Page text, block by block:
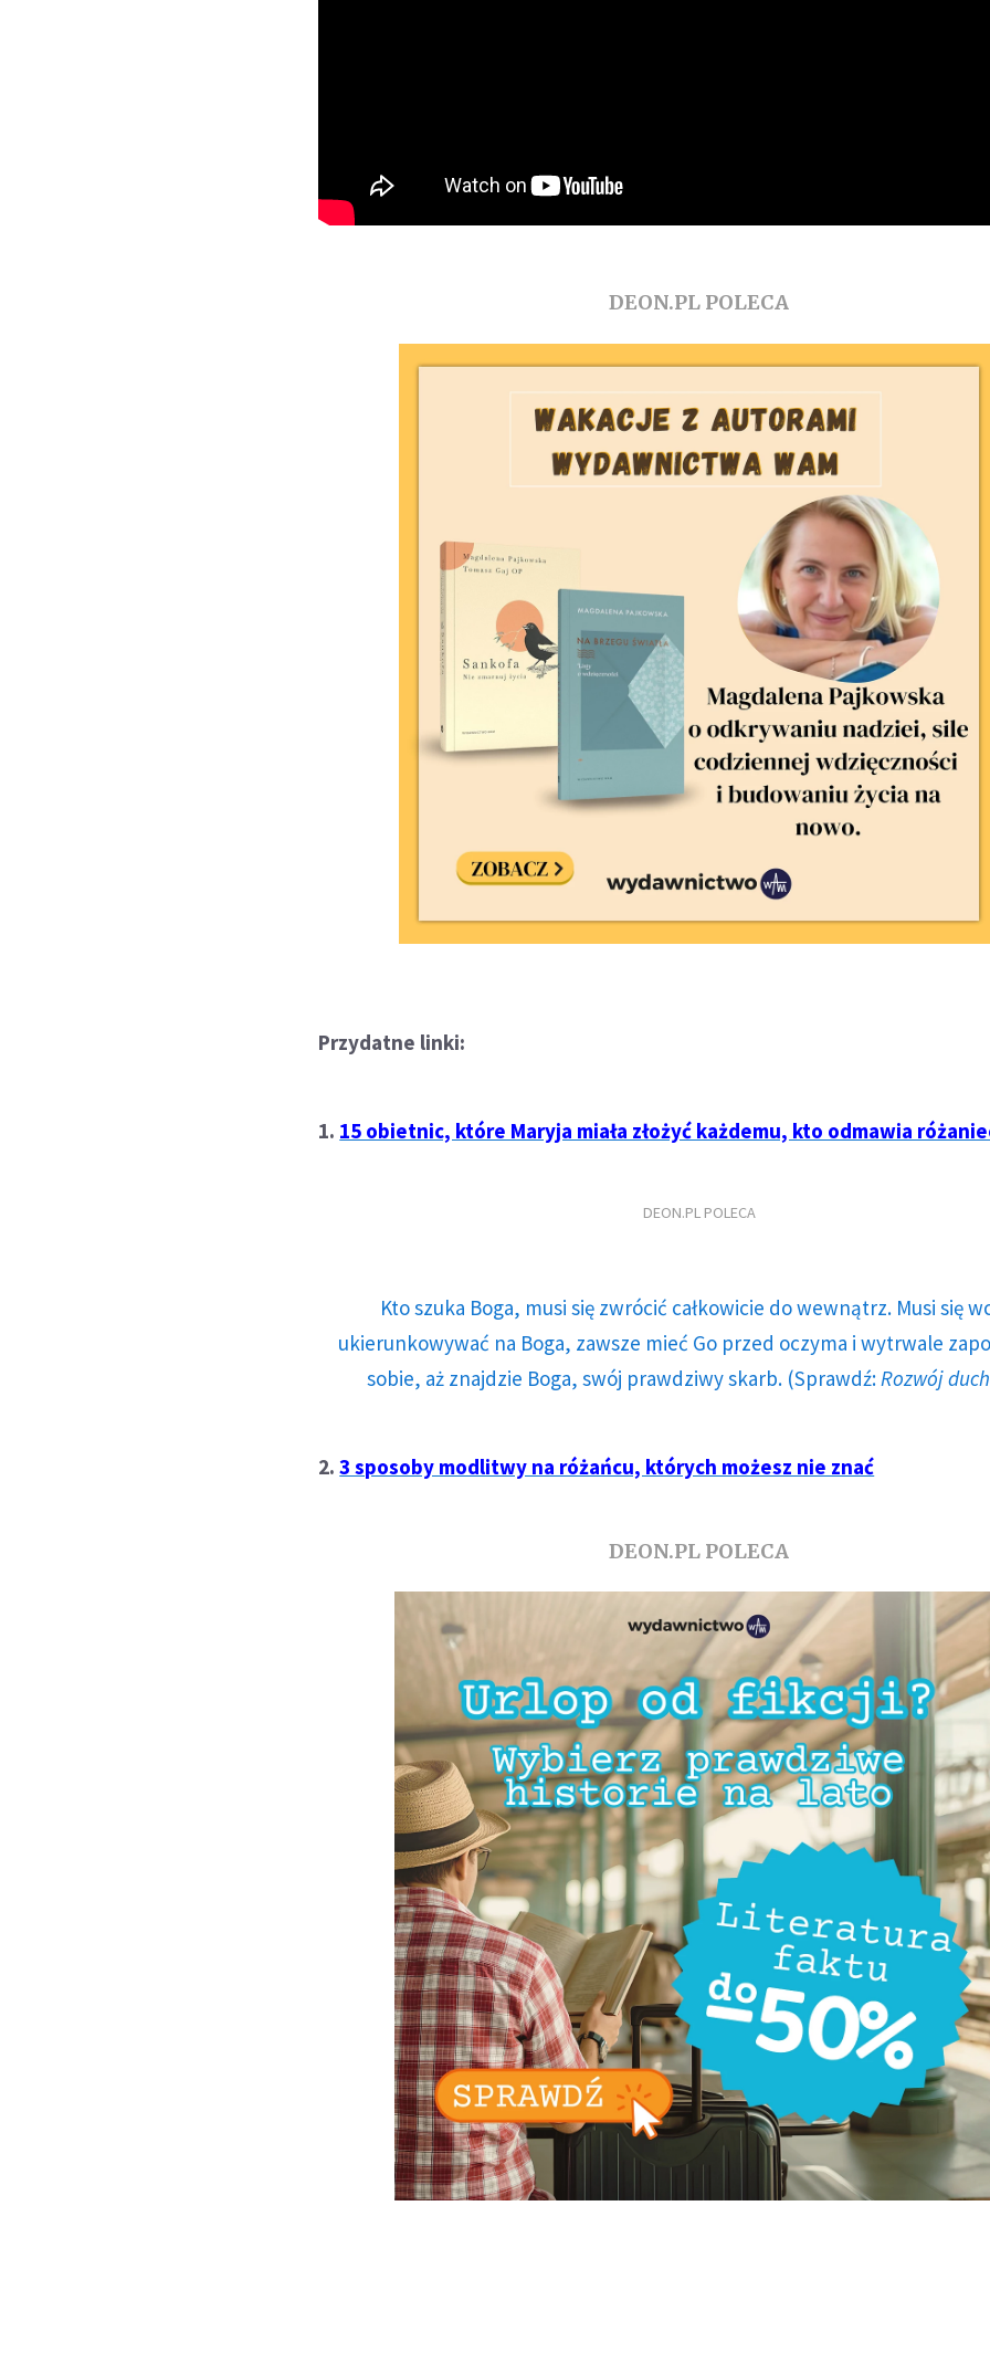
DEON.PL POLECA
Przydatne linki:
1. 15 obietnic, które Maryja miała złożyć każdemu, kto odmawia
DEON.PL POLECA
Kto szuka Boga, musi się zwrócić całkowicie do wewnątrz. Musi się
ukierunkowywać na Boga, zawsze mieć Go przed oczyma i wytrwale
sobie, aż znajdzie Boga, swój prawdziwy skarb. (Sprawdź: Rozwój
2. 3 sposoby modlitwy na różańcu, których możesz nie znać
DEON.PL POLECA